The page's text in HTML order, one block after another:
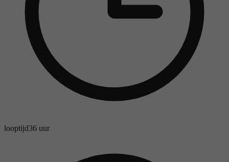
looptijd36 uur